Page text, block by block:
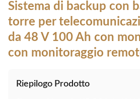
Sistema di backup con
torre per
da 48 V 100 Ah con
con monitoraggio
Riepilogo Prodotto